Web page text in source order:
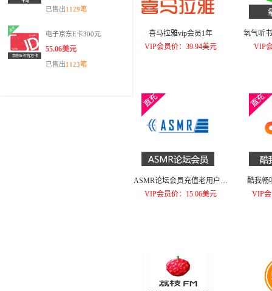
已售出1129笔
电子京东E卡300元
55.06美元
已售出1123笔
喜马拉雅vip会员1年
VIP会员价：39.94美元
氧气听
VIP
ASMR论坛会员充值老用户续
费论坛贵宾90元
VIP会员价：15.06美元
酷我畅
VIP